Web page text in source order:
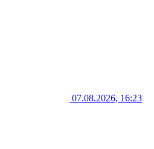
07.08.2026, 16:23